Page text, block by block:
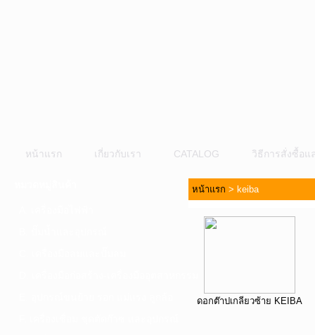
หน้าแรก เกี่ยวกับเรา CATALOG วิธีการสั่งซื้อแ
หน้าแรก > keiba
ดอกต๊าปเกลียวซ้าย KEIBA